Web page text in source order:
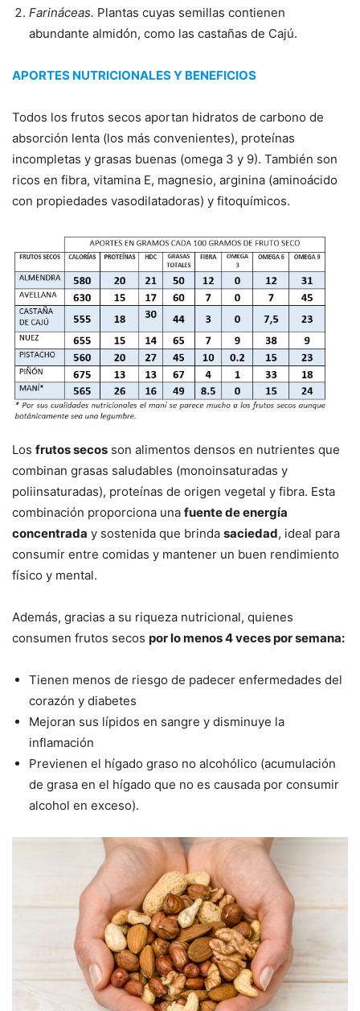
Farináceas. Plantas cuyas semillas contienen
abundante almidón, como las castañas de Cajú.
APORTES NUTRICIONALES Y BENEFICIOS
Todos los frutos secos aportan hidratos de carbono de
absorción lenta (los más convenientes), proteínas
incompletas y grasas buenas (omega 3 y 9). También son
ricos en fibra, vitamina E, magnesio, arginina (aminoácido
con propiedades vasodilatadoras) y fitoquímicos.
Los frutos secos son alimentos densos en nutrientes que
combinan grasas saludables (monoinsaturadas y
poliinsaturadas), proteínas de origen vegetal y fibra. Esta
combinación proporciona una fuente de energía
concentrada y sostenida que brinda saciedad, ideal para
consumir entre comidas y mantener un buen rendimiento
físico y mental.
Además, gracias a su riqueza nutricional, quienes
consumen frutos secos por lo menos 4 veces por semana:
Tienen menos de riesgo de padecer enfermedades del
corazón y diabetes
Mejoran sus lípidos en sangre y disminuye la
inflamación
Previenen el hígado graso no alcohólico (acumulación
de grasa en el hígado que no es causada por consumir
alcohol en exceso).